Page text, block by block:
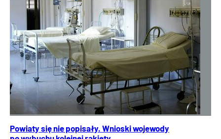
Powiaty się nie popisały. Wnioski wojewody